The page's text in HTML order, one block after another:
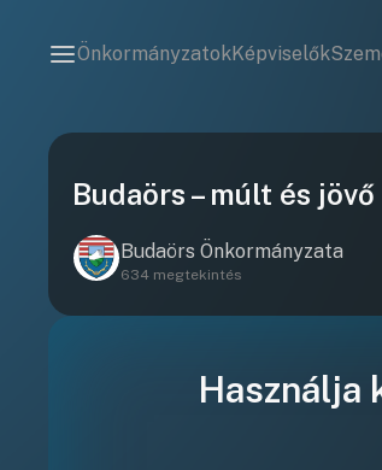
ÖnkormányzatokKépviselők
Budaörs – múlt és
Budaörs Önkormányzata
634 megtekintés
Használja